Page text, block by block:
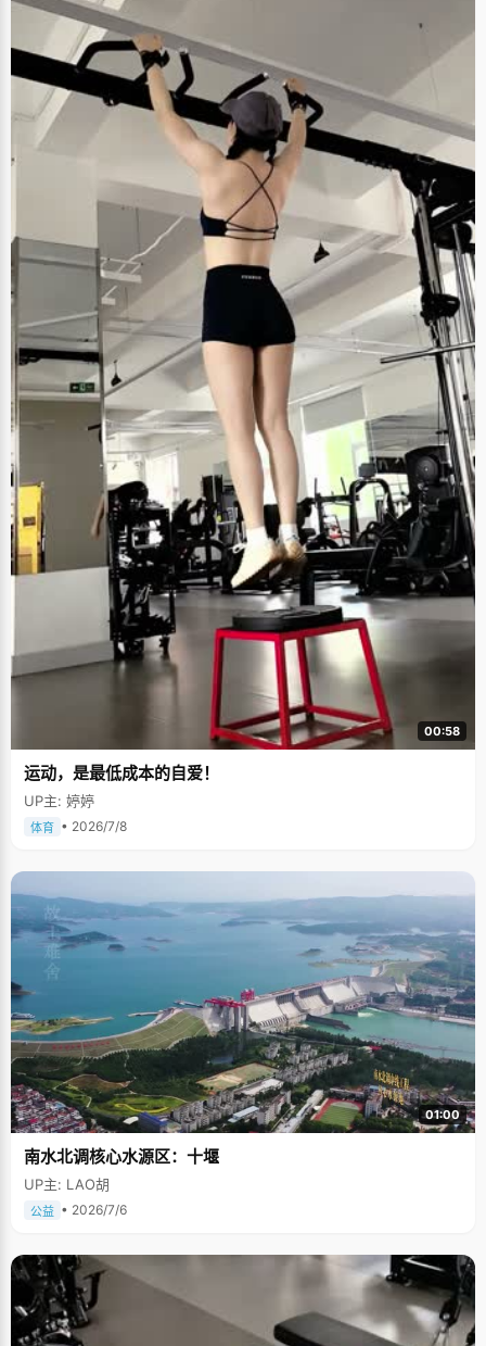
00:58
运动，是最低成本的自爱！
UP主: 婷婷
体育 • 2026/7/8
01:00
南水北调核心水源区：十堰
UP主: LAO胡
公益 • 2026/7/6